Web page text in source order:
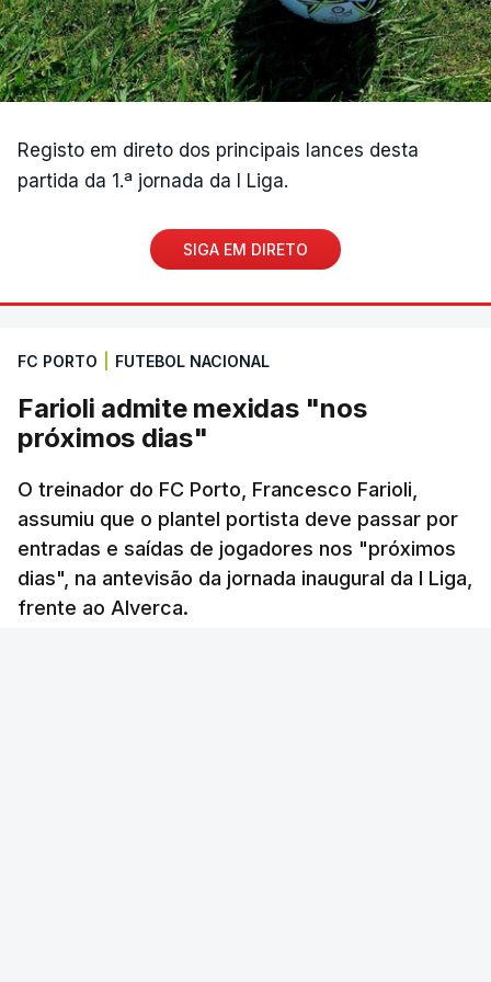
Registo em direto dos principais lances desta
partida da 1.ª jornada da I Liga.
SIGA EM DIRETO
FC PORTO FUTEBOL NACIONAL
Farioli admite mexidas "nos
próximos dias"
O treinador do FC Porto, Francesco Farioli,
assumiu que o plantel portista deve passar por
entradas e saídas de jogadores nos "próximos
dias", na antevisão da jornada inaugural da I Liga,
frente ao Alverca.